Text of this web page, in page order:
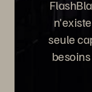
seule